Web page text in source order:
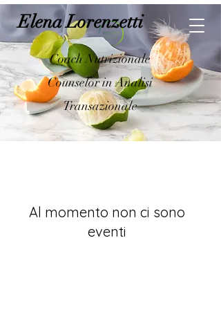
Elena Lorenzetti
Coach Nutrizionale
Counselor in Analisi
Transazionale
Al momento non ci sono
eventi